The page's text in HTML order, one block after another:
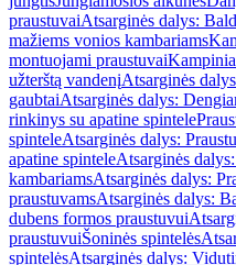
praustuvaiAtsarginės dalys:
mažiems vonios kambariams
montuojami praustuvai
užterštą vandenįAtsarginės
gaubtaiAtsarginės dalys:
rinkinys su apatine spintele
spinteleAtsarginės dalys:
apatine spinteleAtsarginės
kambariamsAtsarginės dalys:
praustuvamsAtsarginės dalys:
dubens formos praustuvui
praustuvuiŠoninės spintelės
spintelėsAtsarginės dalys: